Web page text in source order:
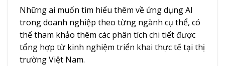
Những ai muốn tìm hiểu thêm về ứng dụng AI
trong doanh nghiệp theo từng ngành cụ thể, có
thể tham khảo thêm các phân tích chi tiết được
tổng hợp từ kinh nghiệm triển khai thực tế tại thị
trường Việt Nam.